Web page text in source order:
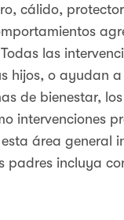
cálido,
las
hijos, o ayudan
de bienestar,
intervenciones
área general
incluya